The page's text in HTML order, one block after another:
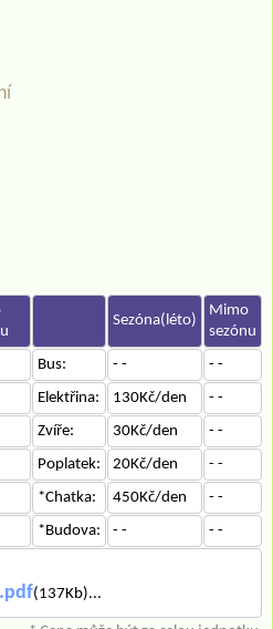
Sezóna(léto)
Mimo
sezónu
Bus: - -
- -
Elektřina: 130Kč/den
- -
Zvíře: 30Kč/den
- -
Poplatek: 20Kč/den
- -
*Chatka: 450Kč/den
- -
*Budova: - -
- -
(137Kb)...